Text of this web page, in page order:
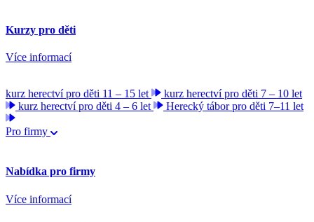
Kurzy pro děti
Více informací
kurz herectví pro děti 11 – 15 let
kurz herectví pro děti 7 – 10 let
kurz herectví pro děti 4 – 6 let
Herecký tábor pro děti 7–11 let
Pro firmy
Nabídka pro firmy
Více informací